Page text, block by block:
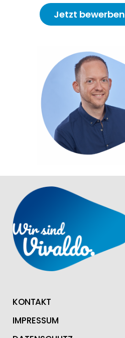
Jetzt bewerben
KONTAKT
IMPRESSUM